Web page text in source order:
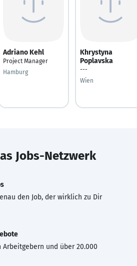
Adriano Kehl
Project Manager
Hamburg
Khrystyna
Poplavska
---
Wien
Jobs-Netzwerk
den Job, der wirklich zu Dir
Arbeitgebern und über 20.000